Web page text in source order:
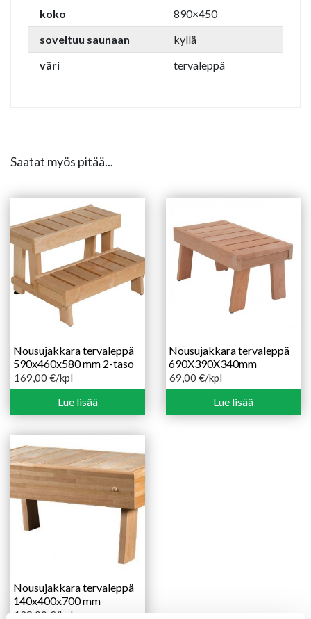
koko
890×450
soveltuu saunaan
kyllä
väri
tervaleppä
Saatat myös pitää...
Nousujakkara tervaleppä
590x460x580 mm 2-taso
169,00 €/kpl
Lue lisää
Nousujakkara tervaleppä
690X390X340mm
69,00 €/kpl
Lue lisää
Nousujakkara tervaleppä
140x400x700 mm
128,00 € /kpl